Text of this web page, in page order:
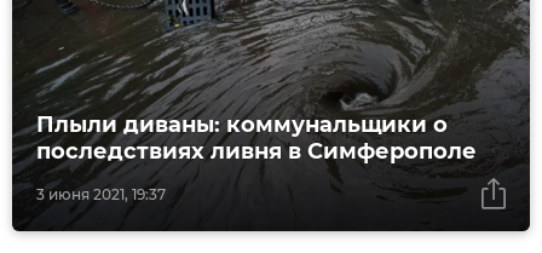
3 июня 2021, 19:37
Плыли диваны: коммунальщики о
последствиях ливня в Симферополе